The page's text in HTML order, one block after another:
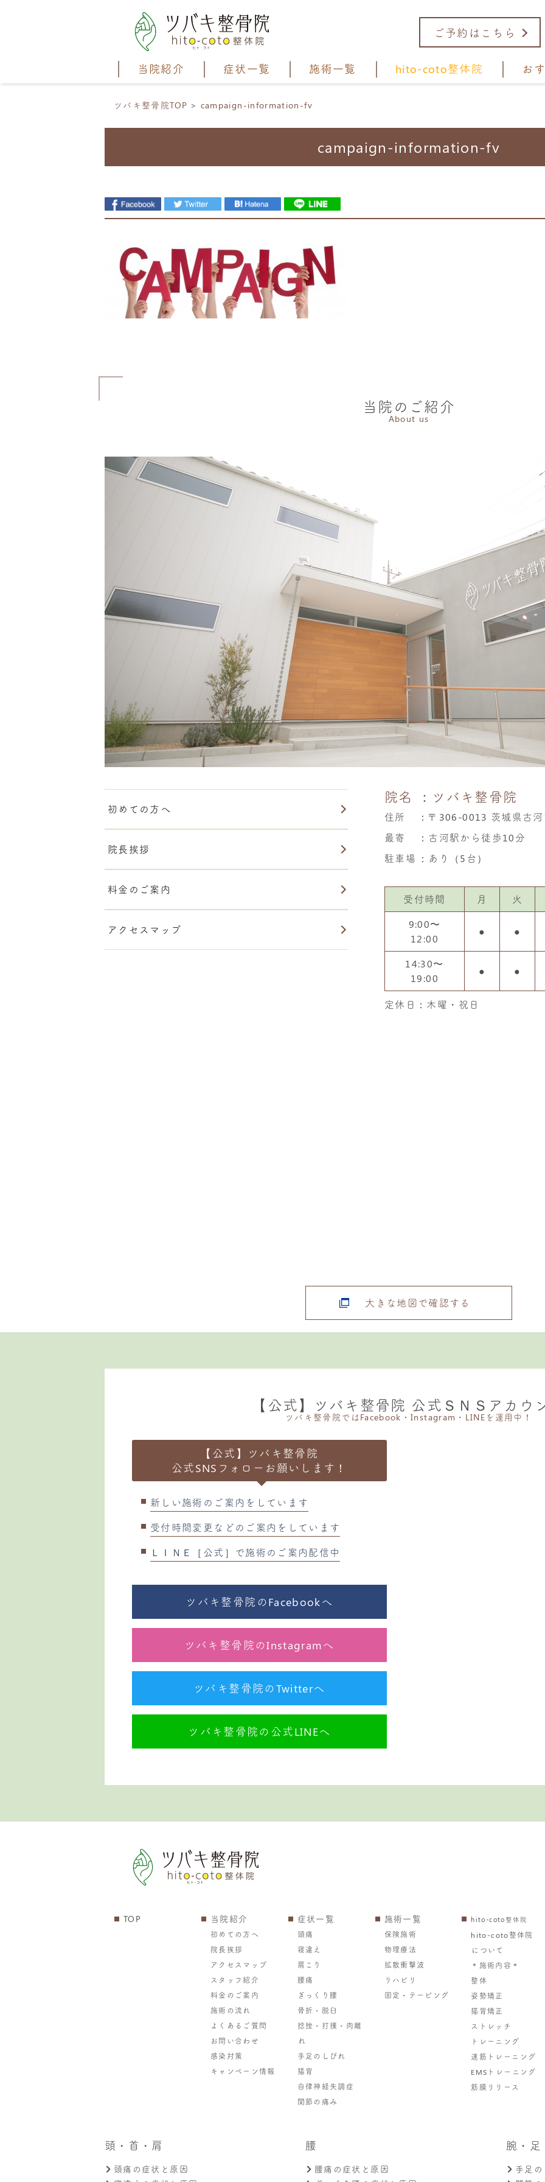
ご予約はこちら
当院紹介 症状一覧 施術一覧 hito-coto整体院 お
ツバキ整骨院TOP campaign-information-fv
campaign-information-fv
当院のご紹介
About us
初めての方へ
院長挨拶
料金のご案内
アクセスマップ
院名 ：ツバキ整骨院
住所 ： 〒306-0013 茨城県古
最寄
：古河駅から徒歩10分
駐車場 ：あり（5台）
受付時間 月
火
9:00〜
12:00
● ●
14:30〜
19:00
● ●
定休日：木曜・祝日
大きな地図で確認する
【公式】ツバキ整骨院 公式ＳＮＳアカウ
ツバキ整骨院ではFacebook・Instagram・LINEを運用中！
【公式】ツバキ整骨院
公式SNSフォローお願いします！
新しい施術のご案内をしています
受付時間変更などのご案内をしています
ＬＩＮＥ［公式］で施術のご案内配信中
ツバキ整骨院のFacebookへ
ツバキ整骨院のInstagramへ
ツバキ整骨院のTwitterへ
ツバキ整骨院の公式LINEへ
TOP 当院紹介
初めての方へ
院長挨拶
アクセスマップ
スタッフ紹介
料金のご案内
施術の流れ
よくあるご質問
お問い合わせ
感染対策
キャンペーン情報
症状一覧
頭痛
寝違え
肩こり
腰痛
ぎっくり腰
骨折・脱臼
捻挫・打撲・肉離
れ
手足のしびれ
猫背
自律神経失調症
関節の痛み
施術一覧
保険施術
物理療法
拡散衝撃波
リハビリ
固定・テーピング
hito-coto整体院
hito-coto整体院
について
＊施術内容＊
整体
姿勢矯正
猫背矯正
ストレッチ
トレーニング
速筋トレーニング
EMSトレーニング
筋膜リリース
頭・首・肩
頭痛の症状と原因
腰
腰痛の症状と原因
腕・足
手足